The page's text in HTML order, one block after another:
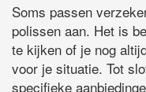
Soms passen
polissen aan. Het is
te kijken of je nog
voor je situatie. Tot
specifieke